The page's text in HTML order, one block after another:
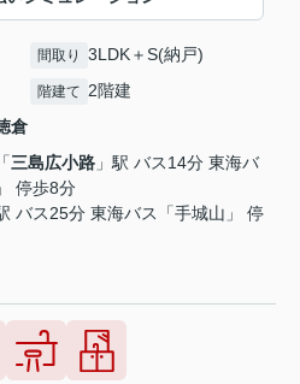
間取り 3LDK＋S(納戸)
階建て 2階建
倉
「三島広小路 」駅 バス14分 東海バ
停歩8分
バス25分 東海バス「手城山」 停